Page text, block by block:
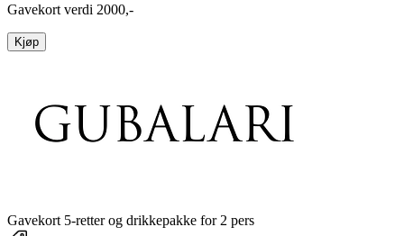
Gavekort verdi 2000,-
Kjøp
Gavekort 5-retter og drikkepakke for 2 pers